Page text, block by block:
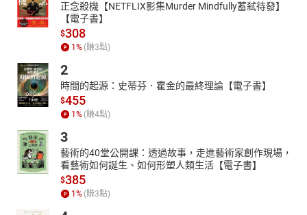
正念殺機【NETFLIX影集Murder Mindfully蓄弒待發】
【電子書】
$308
1 % (賺3點)
2
時間的起源：史蒂芬．霍金的最終理論【電子書】
$455
1 % (賺4點)
3
藝術的40堂公開課：透過故事，走進藝術家創作現場，
看藝術如何誕生、如何形塑人類生活【電子書】
$385
1 % (賺3點)